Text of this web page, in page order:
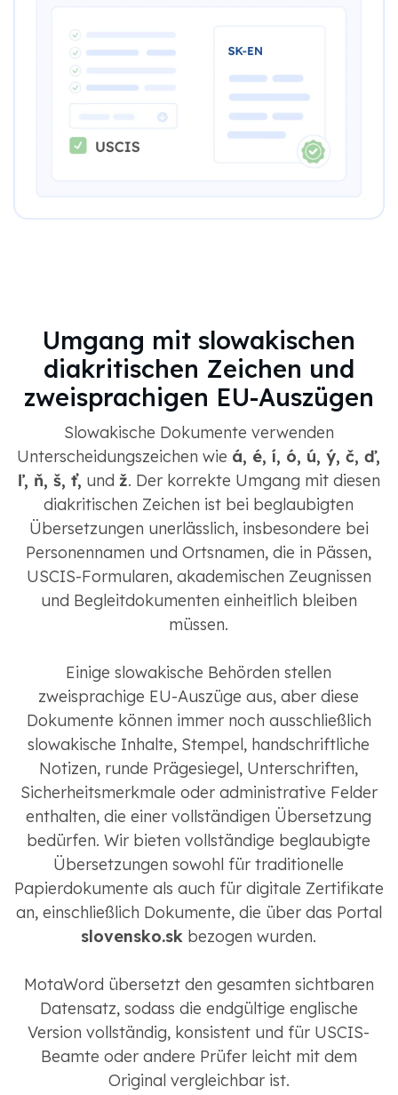
Umgang mit slowakischen
diakritischen Zeichen und
zweisprachigen EU-Auszügen
Slowakische Dokumente verwenden
Unterscheidungszeichen wie á, é, í, ó, ú, ý, č, ď,
ľ, ň, š, ť, und ž. Der korrekte Umgang mit diesen
diakritischen Zeichen ist bei beglaubigten
Übersetzungen unerlässlich, insbesondere bei
Personennamen und Ortsnamen, die in Pässen,
USCIS-Formularen, akademischen Zeugnissen
und Begleitdokumenten einheitlich bleiben
müssen.
Einige slowakische Behörden stellen
zweisprachige EU-Auszüge aus, aber diese
Dokumente können immer noch ausschließlich
slowakische Inhalte, Stempel, handschriftliche
Notizen, runde Prägesiegel, Unterschriften,
Sicherheitsmerkmale oder administrative Felder
enthalten, die einer vollständigen Übersetzung
bedürfen. Wir bieten vollständige beglaubigte
Übersetzungen sowohl für traditionelle
Papierdokumente als auch für digitale Zertifikate
an, einschließlich Dokumente, die über das Portal
slovensko.sk bezogen wurden.
MotaWord übersetzt den gesamten sichtbaren
Datensatz, sodass die endgültige englische
Version vollständig, konsistent und für USCIS-
Beamte oder andere Prüfer leicht mit dem
Original vergleichbar ist.